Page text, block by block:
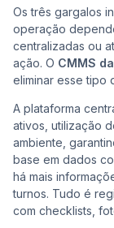
Os três gargalos
operação
centralizadas ou
ação. O CMMS
eliminar esse tipo
A plataforma
ativos, utilização
ambiente,
base em dados
há mais
turnos. Tudo é
com checklists,